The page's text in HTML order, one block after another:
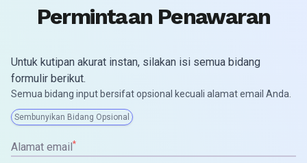
Permintaan Penawaran
Untuk kutipan akurat instan, silakan isi semua bidang
formulir berikut.
Semua bidang input bersifat opsional kecuali alamat email Anda.
Sembunyikan Bidang Opsional
Alamat email*